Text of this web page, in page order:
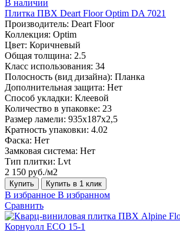
В наличии
Плитка ПВХ Deart Floor Optim DA 7021
Производитель: Deart Floor
Коллекция: Optim
Цвет: Коричневый
Общая толщина: 2.5
Класс использования: 34
Полосность (вид дизайна): Планка
Дополнительная защита: Нет
Способ укладки: Клеевой
Количество в упаковке: 23
Размер ламели: 935х187х2,5
Кратность упаковки: 4.02
Фаска: Нет
Замковая система: Нет
Тип плитки: Lvt
2 150 руб./м2
Купить Купить в 1 клик
В избранное В избранном
Сравнить